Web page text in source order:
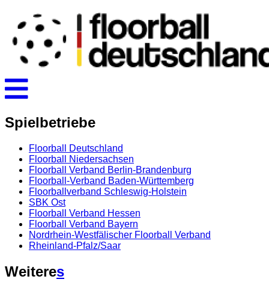
Spielbetriebe
Floorball Deutschland
Floorball Niedersachsen
Floorball Verband Berlin-Brandenburg
Floorball-Verband Baden-Württemberg
Floorballverband Schleswig-Holstein
SBK Ost
Floorball Verband Hessen
Floorball Verband Bayern
Nordrhein-Westfälischer Floorball Verband
Rheinland-Pfalz/Saar
Weiteres